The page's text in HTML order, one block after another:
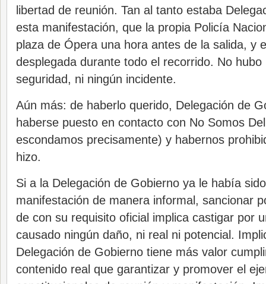
libertad de reunión. Tan al tanto estaba
esta manifestación, que la propia Policía
plaza de Ópera una hora antes de la salida, y
desplegada durante todo el recorrido. No
seguridad, ni ningún incidente.
Aún más: de haberlo querido, Delegación de
haberse puesto en contacto con No Somos
escondamos precisamente) y habernos
hizo.
Si a la Delegación de Gobierno ya le había
manifestación de manera informal, sancionar
de con su requisito oficial implica castigar por
causado ningún daño, ni real ni potencial.
Delegación de Gobierno tiene más valor
contenido real que garantizar y promover el